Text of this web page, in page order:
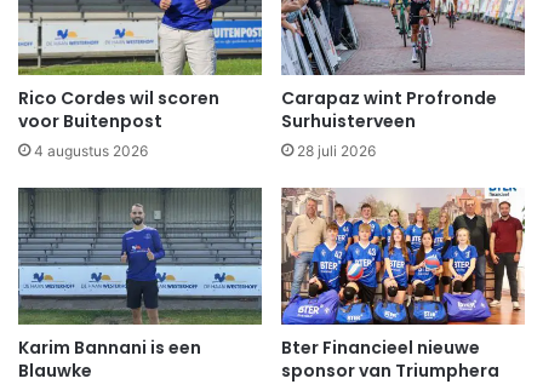
Rico Cordes wil scoren
voor Buitenpost
4 augustus 2026
Carapaz wint Profronde
Surhuisterveen
28 juli 2026
Karim Bannani is een
Blauwke
Bter Financieel nieuwe
sponsor van Triumphera